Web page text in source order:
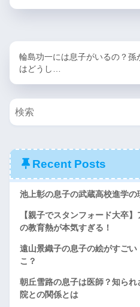
輪島功一には息子がいるの？
はどうし…
Recent Posts
池上彰の息子の武蔵高校進学
【親子でスタンフォード大卒
の教育熱が本気すぎる！
遠山景織子の息子の絵がすご
こ？
朝丘雪路の息子は医師？知ら
院との関係とは